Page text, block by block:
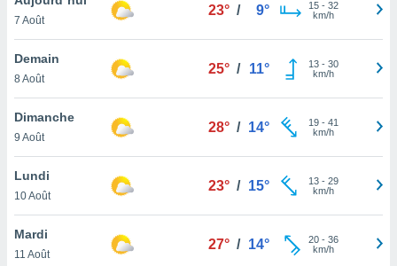
et
»,
au
vous
qu'ils
ou
le
7 Août
23° / 9° 15- 32
km/h
Demain
8 Août
25° / 11° 13- 30
km/h
Dimanche
9 Août
28° / 14° 19- 41
km/h
Lundi
10 Août
23° / 15° 13- 29
km/h
Mardi
11 Août
27° / 14° 20- 36
km/h